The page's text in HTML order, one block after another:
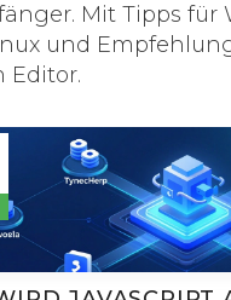
Mit Tipps für
und
Editor.